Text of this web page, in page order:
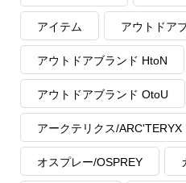
アイテム アウトドア
アウトドアブランド HtoN
アウトドアブランド OtoU
アークテリクス/ARC'TERYX
オスプレー/OSPREY